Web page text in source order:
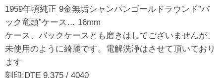
1959年頃純正 9金無垢シャンパンゴールドラウンド”バ
ック竜頭”ケース… 16mm
ケース、バックケースとも磨きはしてございませんが、
未使用のように綺麗です。電解洗浄はさせて頂いており
ます
刻印:DTE 9.375 / 4040